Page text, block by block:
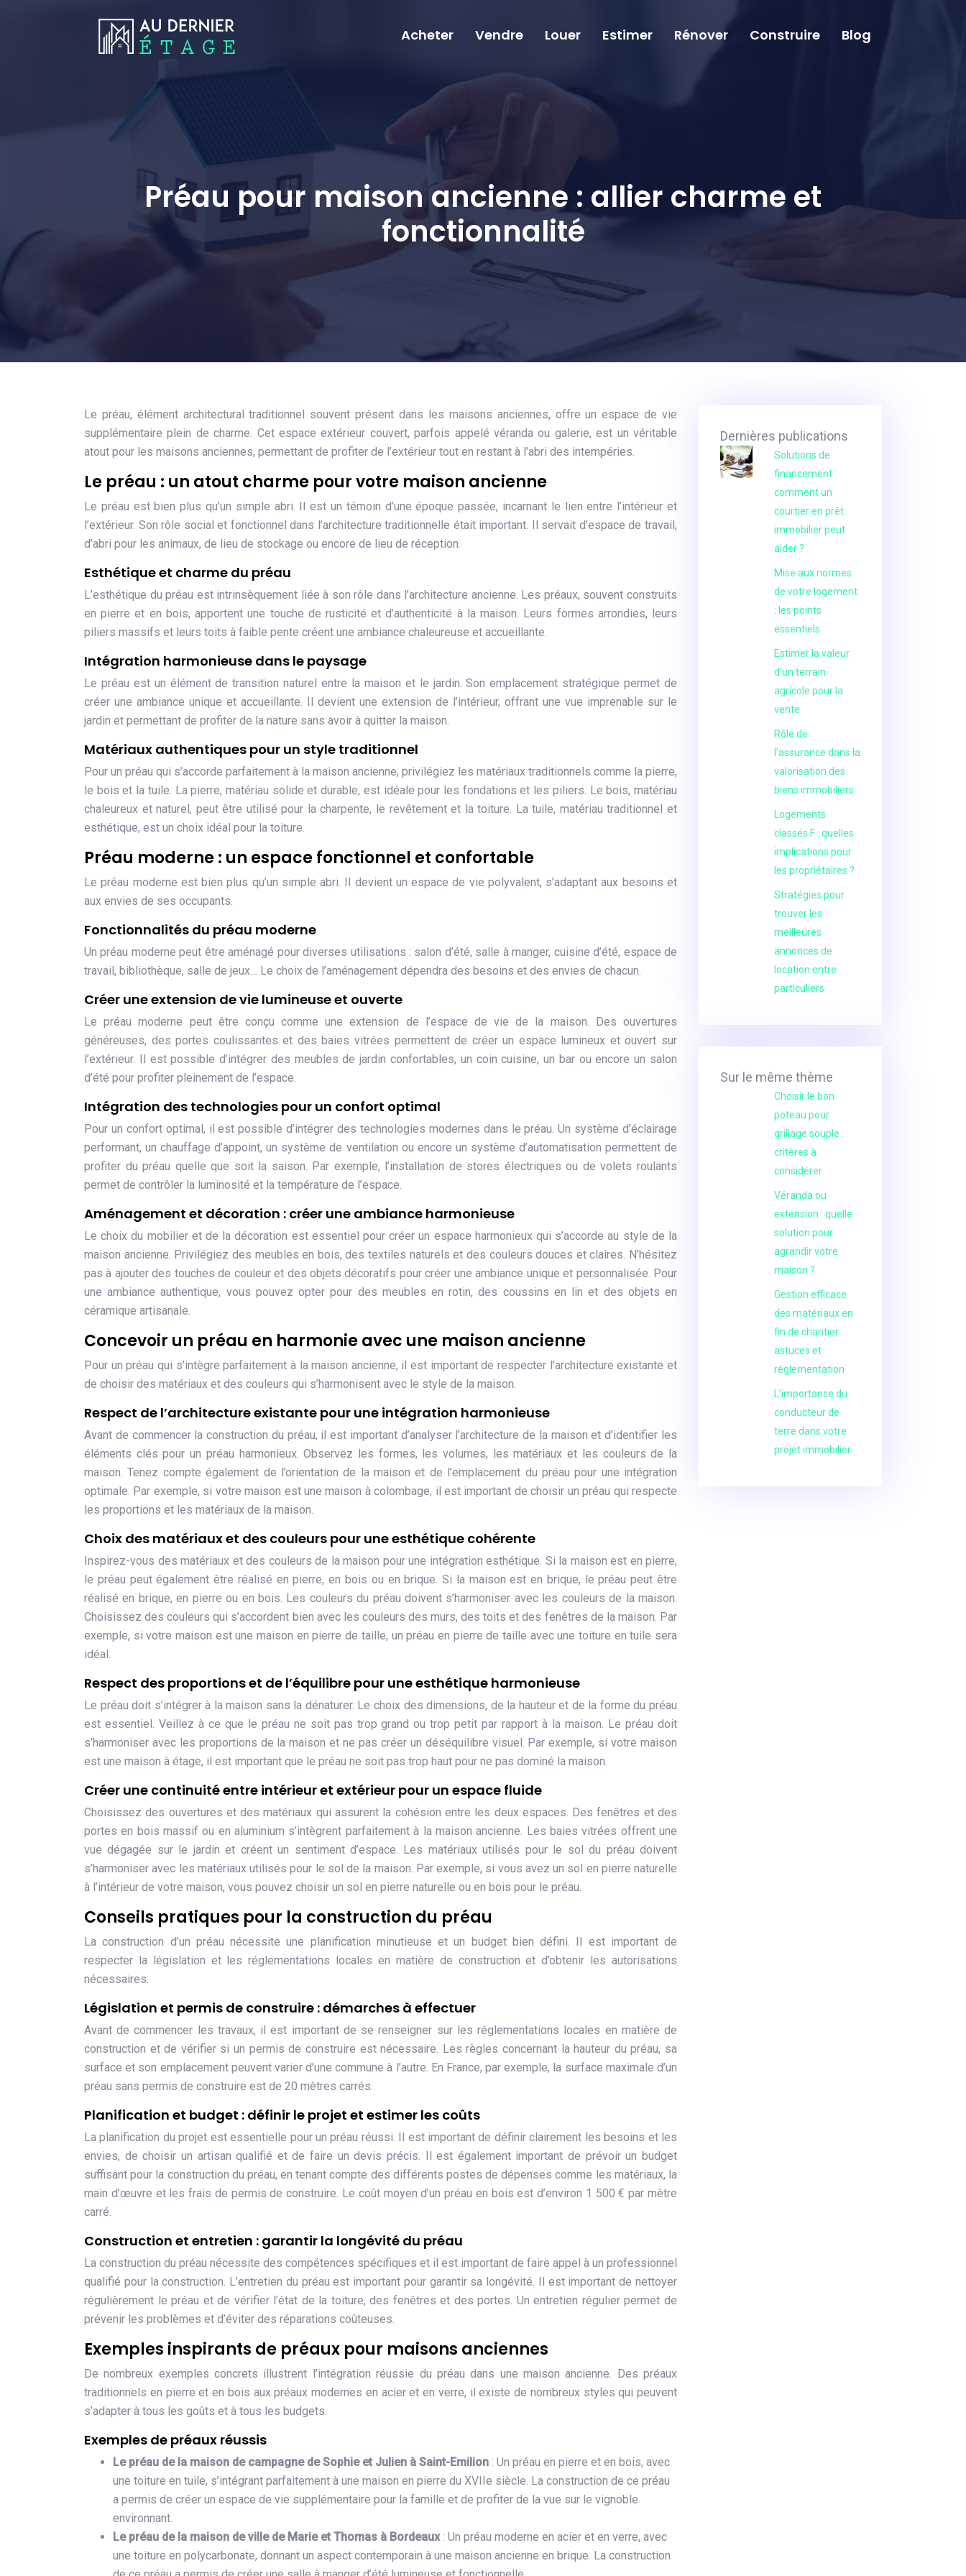
Acheter Vendre Louer Estimer Rénover Construire Blog
Préau pour maison ancienne : allier charme et
fonctionnalité
Le préau, élément architectural traditionnel souvent présent dans les maisons anciennes, offre un espace de vie
supplémentaire plein de charme. Cet espace extérieur couvert, parfois appelé véranda ou galerie, est un véritable
atout pour les maisons anciennes, permettant de profiter de l’extérieur tout en restant à l’abri des intempéries.
Le préau : un atout charme pour votre maison ancienne
Le préau est bien plus qu’un simple abri. Il est un témoin d’une époque passée, incarnant le lien entre l’intérieur et
l’extérieur. Son rôle social et fonctionnel dans l’architecture traditionnelle était important. Il servait d’espace de travail,
d’abri pour les animaux, de lieu de stockage ou encore de lieu de réception.
Esthétique et charme du préau
L’esthétique du préau est intrinsèquement liée à son rôle dans l’architecture ancienne. Les préaux, souvent construits
en pierre et en bois, apportent une touche de rusticité et d’authenticité à la maison. Leurs formes arrondies, leurs
piliers massifs et leurs toits à faible pente créent une ambiance chaleureuse et accueillante.
Intégration harmonieuse dans le paysage
Le préau est un élément de transition naturel entre la maison et le jardin. Son emplacement stratégique permet de
créer une ambiance unique et accueillante. Il devient une extension de l’intérieur, offrant une vue imprenable sur le
jardin et permettant de profiter de la nature sans avoir à quitter la maison.
Matériaux authentiques pour un style traditionnel
Pour un préau qui s’accorde parfaitement à la maison ancienne, privilégiez les matériaux traditionnels comme la pierre,
le bois et la tuile. La pierre, matériau solide et durable, est idéale pour les fondations et les piliers. Le bois, matériau
chaleureux et naturel, peut être utilisé pour la charpente, le revêtement et la toiture. La tuile, matériau traditionnel et
esthétique, est un choix idéal pour la toiture.
Préau moderne : un espace fonctionnel et confortable
Le préau moderne est bien plus qu’un simple abri. Il devient un espace de vie polyvalent, s’adaptant aux besoins et
aux envies de ses occupants.
Fonctionnalités du préau moderne
Un préau moderne peut être aménagé pour diverses utilisations : salon d’été, salle à manger, cuisine d’été, espace de
travail, bibliothèque, salle de jeux… Le choix de l’aménagement dépendra des besoins et des envies de chacun.
Créer une extension de vie lumineuse et ouverte
Le préau moderne peut être conçu comme une extension de l’espace de vie de la maison. Des ouvertures
généreuses, des portes coulissantes et des baies vitrées permettent de créer un espace lumineux et ouvert sur
l’extérieur. Il est possible d’intégrer des meubles de jardin confortables, un coin cuisine, un bar ou encore un salon
d’été pour profiter pleinement de l’espace.
Intégration des technologies pour un confort optimal
Pour un confort optimal, il est possible d’intégrer des technologies modernes dans le préau. Un système d’éclairage
performant, un chauffage d’appoint, un système de ventilation ou encore un système d’automatisation permettent de
profiter du préau quelle que soit la saison. Par exemple, l’installation de stores électriques ou de volets roulants
permet de contrôler la luminosité et la température de l’espace.
Aménagement et décoration : créer une ambiance harmonieuse
Le choix du mobilier et de la décoration est essentiel pour créer un espace harmonieux qui s’accorde au style de la
maison ancienne. Privilégiez des meubles en bois, des textiles naturels et des couleurs douces et claires. N’hésitez
pas à ajouter des touches de couleur et des objets décoratifs pour créer une ambiance unique et personnalisée. Pour
une ambiance authentique, vous pouvez opter pour des meubles en rotin, des coussins en lin et des objets en
céramique artisanale.
Concevoir un préau en harmonie avec une maison ancienne
Pour un préau qui s’intègre parfaitement à la maison ancienne, il est important de respecter l’architecture existante et
de choisir des matériaux et des couleurs qui s’harmonisent avec le style de la maison.
Respect de l’architecture existante pour une intégration harmonieuse
Avant de commencer la construction du préau, il est important d’analyser l’architecture de la maison et d’identifier les
éléments clés pour un préau harmonieux. Observez les formes, les volumes, les matériaux et les couleurs de la
maison. Tenez compte également de l’orientation de la maison et de l’emplacement du préau pour une intégration
optimale. Par exemple, si votre maison est une maison à colombage, il est important de choisir un préau qui respecte
les proportions et les matériaux de la maison.
Choix des matériaux et des couleurs pour une esthétique cohérente
Inspirez-vous des matériaux et des couleurs de la maison pour une intégration esthétique. Si la maison est en pierre,
le préau peut également être réalisé en pierre, en bois ou en brique. Si la maison est en brique, le préau peut être
réalisé en brique, en pierre ou en bois. Les couleurs du préau doivent s’harmoniser avec les couleurs de la maison.
Choisissez des couleurs qui s’accordent bien avec les couleurs des murs, des toits et des fenêtres de la maison. Par
exemple, si votre maison est une maison en pierre de taille, un préau en pierre de taille avec une toiture en tuile sera
idéal.
Respect des proportions et de l’équilibre pour une esthétique harmonieuse
Le préau doit s’intégrer à la maison sans la dénaturer. Le choix des dimensions, de la hauteur et de la forme du préau
est essentiel. Veillez à ce que le préau ne soit pas trop grand ou trop petit par rapport à la maison. Le préau doit
s’harmoniser avec les proportions de la maison et ne pas créer un déséquilibre visuel. Par exemple, si votre maison
est une maison à étage, il est important que le préau ne soit pas trop haut pour ne pas dominé la maison.
Créer une continuité entre intérieur et extérieur pour un espace fluide
Choisissez des ouvertures et des matériaux qui assurent la cohésion entre les deux espaces. Des fenêtres et des
portes en bois massif ou en aluminium s’intègrent parfaitement à la maison ancienne. Les baies vitrées offrent une
vue dégagée sur le jardin et créent un sentiment d’espace. Les matériaux utilisés pour le sol du préau doivent
s’harmoniser avec les matériaux utilisés pour le sol de la maison. Par exemple, si vous avez un sol en pierre naturelle
à l’intérieur de votre maison, vous pouvez choisir un sol en pierre naturelle ou en bois pour le préau.
Conseils pratiques pour la construction du préau
La construction d’un préau nécessite une planification minutieuse et un budget bien défini. Il est important de
respecter la législation et les réglementations locales en matière de construction et d’obtenir les autorisations
nécessaires.
Législation et permis de construire : démarches à effectuer
Avant de commencer les travaux, il est important de se renseigner sur les réglementations locales en matière de
construction et de vérifier si un permis de construire est nécessaire. Les règles concernant la hauteur du préau, sa
surface et son emplacement peuvent varier d’une commune à l’autre. En France, par exemple, la surface maximale d’un
préau sans permis de construire est de 20 mètres carrés.
Planification et budget : définir le projet et estimer les coûts
La planification du projet est essentielle pour un préau réussi. Il est important de définir clairement les besoins et les
envies, de choisir un artisan qualifié et de faire un devis précis. Il est également important de prévoir un budget
suffisant pour la construction du préau, en tenant compte des différents postes de dépenses comme les matériaux, la
main d’œuvre et les frais de permis de construire. Le coût moyen d’un préau en bois est d’environ 1 500 € par mètre
carré.
Construction et entretien : garantir la longévité du préau
La construction du préau nécessite des compétences spécifiques et il est important de faire appel à un professionnel
qualifié pour la construction. L’entretien du préau est important pour garantir sa longévité. Il est important de nettoyer
régulièrement le préau et de vérifier l’état de la toiture, des fenêtres et des portes. Un entretien régulier permet de
prévenir les problèmes et d’éviter des réparations coûteuses.
Exemples inspirants de préaux pour maisons anciennes
De nombreux exemples concrets illustrent l’intégration réussie du préau dans une maison ancienne. Des préaux
traditionnels en pierre et en bois aux préaux modernes en acier et en verre, il existe de nombreux styles qui peuvent
s’adapter à tous les goûts et à tous les budgets.
Exemples de préaux réussis
Le préau de la maison de campagne de Sophie et Julien à Saint-Emilion : Un préau en pierre et en bois, avec
une toiture en tuile, s’intégrant parfaitement à une maison en pierre du XVIIe siècle. La construction de ce préau
a permis de créer un espace de vie supplémentaire pour la famille et de profiter de la vue sur le vignoble
environnant.
Le préau de la maison de ville de Marie et Thomas à Bordeaux: Un préau moderne en acier et en verre, avec
une toiture en polycarbonate, donnant un aspect contemporain à une maison ancienne en brique. La construction
Dernières publications
Solutions de
financement :
comment un
courtier en prêt
immobilier peut
aider ?
Mise aux normes
de votre logement
: les points
essentiels
Estimer la valeur
d’un terrain
agricole pour la
vente
Rôle de
l’assurance dans la
valorisation des
biens immobiliers
Logements
classés F : quelles
implications pour
les propriétaires ?
Stratégies pour
trouver les
meilleures
annonces de
location entre
particuliers
Sur le même thème
Choisir le bon
poteau pour
grillage souple :
critères à
considérer
Véranda ou
extension : quelle
solution pour
agrandir votre
maison ?
Gestion efficace
des matériaux en
fin de chantier :
astuces et
réglementation
L’importance du
conducteur de
terre dans votre
projet immobilier